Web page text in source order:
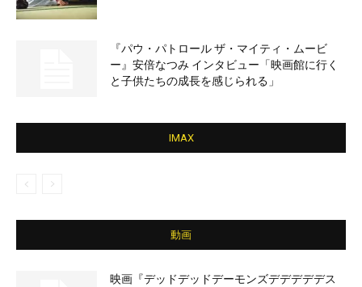
『パウ・パトロール ザ・マイティ・ムービ
ー』安倍なつみ インタビュー「映画館に行く
と子供たちの成長を感じられる」
IMAX
動画
映画『デッドデッドデーモンズデデデデデス